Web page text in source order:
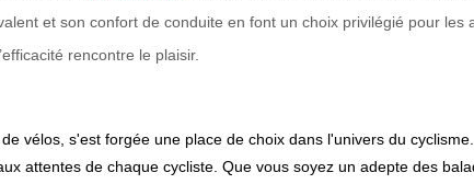
et son confort de conduite en font un choix privilégié pour
rencontre le plaisir.
vélos, s'est forgée une place de choix dans l'univers du
attentes de chaque cycliste. Que vous soyez un adepte des